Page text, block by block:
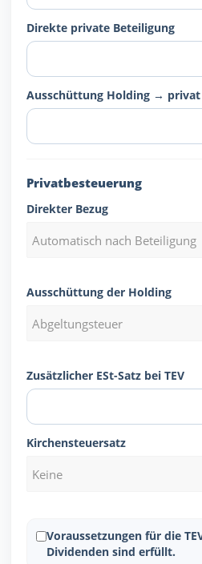
Direkte private Beteiligung
Ausschüttung Holding → privat
Privatbesteuerung
Direkter Bezug
Ausschüttung der Holding
Zusätzlicher ESt-Satz bei TEV
Kirchensteuersatz
Voraussetzungen für die
Dividenden sind erfüllt.